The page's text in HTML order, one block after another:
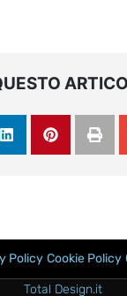
Policy Cookie Policy
Total Design.it